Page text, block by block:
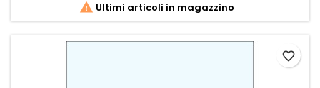
 Ultimi articoli in magazzino
favorite_border